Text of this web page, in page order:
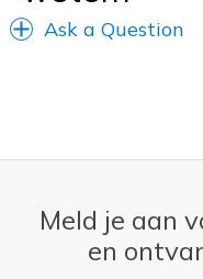
Ask a Question
Meld je aan
en